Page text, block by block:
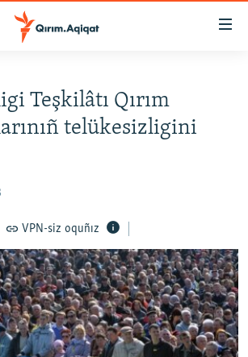
Teşkilâtı Qırım
telükesizligini
VPN-siz oquñız